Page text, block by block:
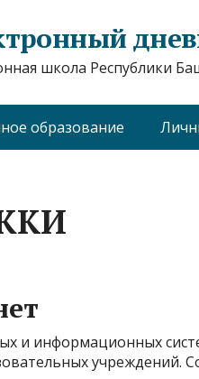
школа Республики
образование
и информационных
учреждений.